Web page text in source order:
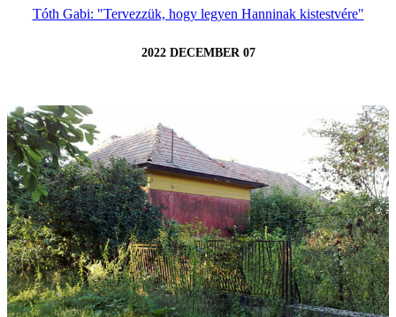
Tóth Gabi: "Tervezzük, hogy legyen Hanninak kistestvére"
2022 DECEMBER 07